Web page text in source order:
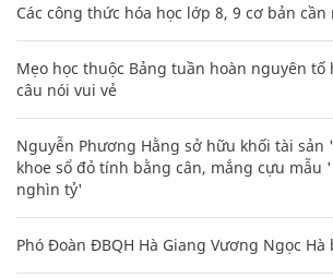
Các công thức hóa học lớp 8, 9 cơ bản cần
Mẹo học thuộc Bảng tuần hoàn nguyên tố
câu nói vui vẻ
Nguyễn Phương Hằng sở hữu khối tài
khoe sổ đỏ tính bằng cân, mắng cựu mẫu
nghìn tỷ'
Phó Đoàn ĐBQH Hà Giang Vương Ngọc Hà